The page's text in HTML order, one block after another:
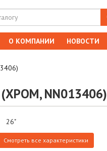
О КОМПАНИИ НОВОСТИ
(ХРОМ, NN013406)
26"
Смотреть все характеристики